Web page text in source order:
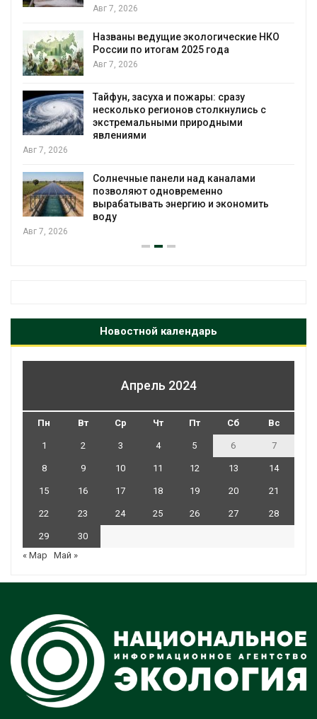
Авг 7, 2026
Названы ведущие экологические НКО
России по итогам 2025 года
Авг 7, 2026
Тайфун, засуха и пожары: сразу
несколько регионов столкнулись с
экстремальными природными
явлениями
Авг 7, 2026
Солнечные панели над каналами
позволяют одновременно
вырабатывать энергию и экономить
воду
Авг 7, 2026
Новостной календарь
Апрель 2024
Пн Вт Ср Чт Пт Сб Вс
1 2 3 4 5 6 7
8 9 10 11 12 13 14
15 16 17 18 19 20 21
22 23 24 25 26 27 28
29
30
« Мар
Май »